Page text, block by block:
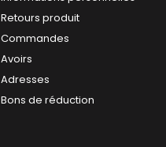
Retours produit
Commandes
Avoirs
Adresses
Bons de réduction